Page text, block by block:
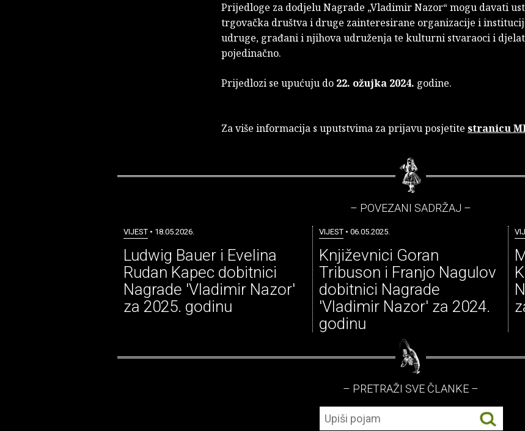
Prijedloge za dodjelu Nagrade „Vladimir Nazor“ mogu davati
trgovačka društva i druge zainteresirane organizacije i
udruge, građani i njihova udruženja te kulturni stvaraoci i
pojedinačno.
Prijedlozi se upućuju do 22. ožujka 2024. godine.
Za više informacija s uputstvima za prijavu posjetite stranicu
– POVEZANI SADRŽAJ –
VIJEST• 18.05.2026.
Ludwig Bauer i Evelina
Rudan Kapec dobitnici
Nagrade 'Vladimir Nazor'
za 2025. godinu
VIJEST• 06.05.2025.
Književnici Goran
Tribuson i Franjo Nagulov
dobitnici Nagrade
'Vladimir Nazor' za 2024.
godinu
– PRETRAŽI SVE ČLANKE –